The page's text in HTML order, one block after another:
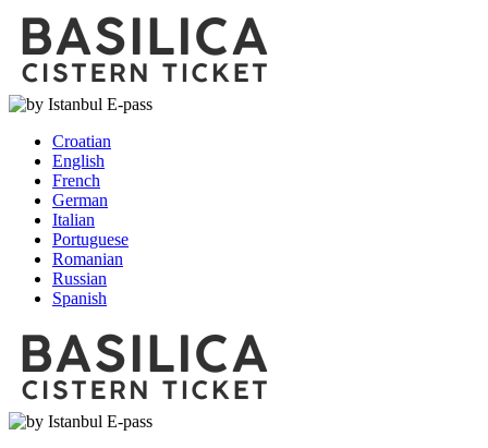
Croatian
English
French
German
Italian
Portuguese
Romanian
Russian
Spanish